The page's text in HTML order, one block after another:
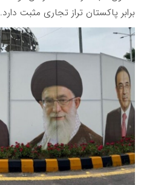
برابر پاکستان تراز تجاری مثبت دارد.